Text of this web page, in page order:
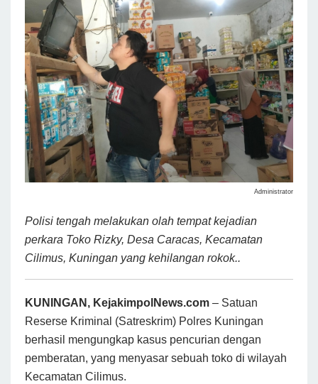
Administrator
Polisi tengah melakukan olah tempat kejadian
perkara Toko Rizky, Desa Caracas, Kecamatan
Cilimus, Kuningan yang kehilangan rokok..
KUNINGAN, KejakimpolNews.com – Satuan
Reserse Kriminal (Satreskrim) Polres Kuningan
berhasil mengungkap kasus pencurian dengan
pemberatan, yang menyasar sebuah toko di wilayah
Kecamatan Cilimus.